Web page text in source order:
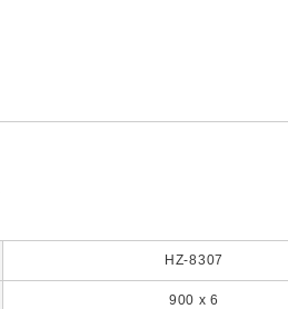
HZ-8307
900 x 6